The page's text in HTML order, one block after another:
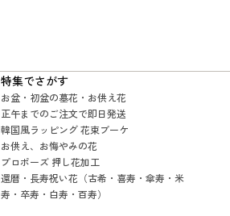
特集でさがす
お盆・初盆の墓花・お供え花
正午までのご注文で即日発送
韓国風ラッピング 花束ブーケ
お供え、お悔やみの花
プロポーズ 押し花加工
還暦・長寿祝い花（古希・喜寿・傘寿・米
寿・卒寿・白寿・百寿）